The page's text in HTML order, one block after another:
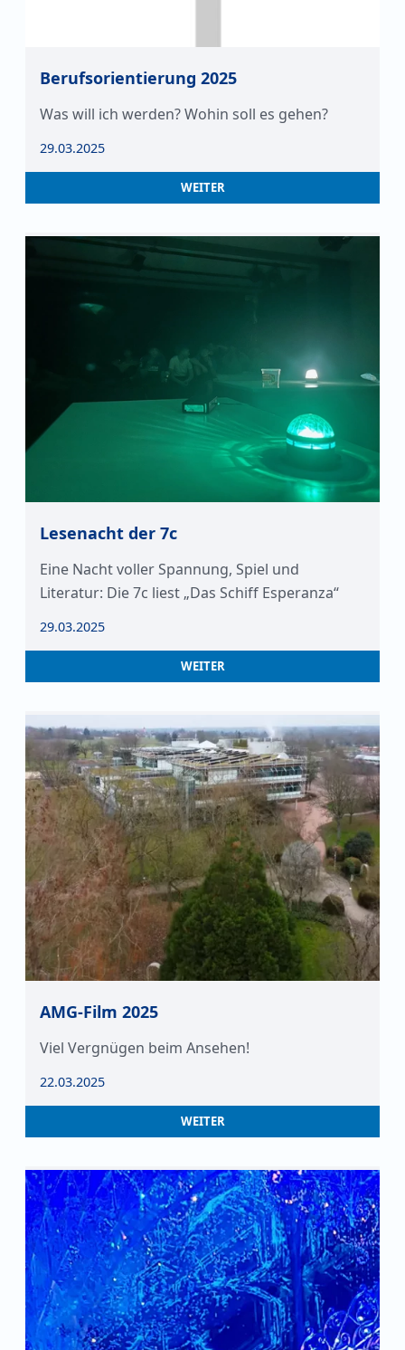
Berufsorientierung 2025
Was will ich werden? Wohin soll es gehen?
29.03.2025
WEITER
Lesenacht der 7c
Eine Nacht voller Spannung, Spiel und
Literatur: Die 7c liest „Das Schiff Esperanza“
29.03.2025
WEITER
AMG-Film 2025
Viel Vergnügen beim Ansehen!
22.03.2025
WEITER